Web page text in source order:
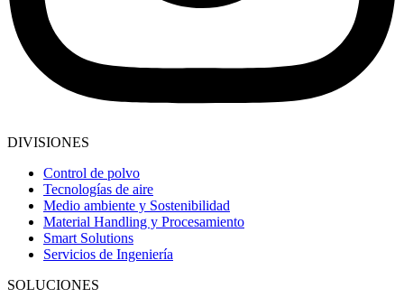
DIVISIONES
Control de polvo
Tecnologías de aire
Medio ambiente y Sostenibilidad
Material Handling y Procesamiento
Smart Solutions
Servicios de Ingeniería
SOLUCIONES